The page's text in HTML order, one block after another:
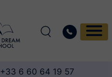
+33 6 60 64 19 57